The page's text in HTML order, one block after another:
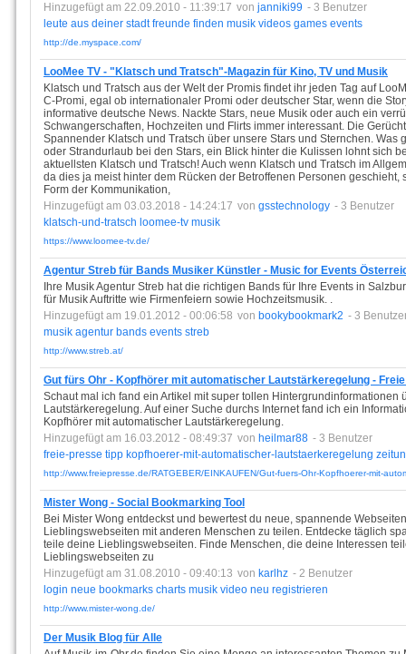
Hinzugefügt am 22.09.2010 - 11:39:17 von janniki99 - 3 Benutzer
leute aus deiner stadt freunde finden musik videos games events
http://de.myspace.com/
LooMee TV - "Klatsch und Tratsch"-Magazin für Kino, TV und Musik
Klatsch und Tratsch aus der Welt der Promis findet ihr jeden Tag auf
C-Promi, egal ob internationaler Promi oder deutscher Star, wenn die
informative deutsche News. Nackte Stars, neue Musik oder auch ein
Schwangerschaften, Hochzeiten und Flirts immer interessant. Die
Spannender Klatsch und Tratsch über unsere Stars und Sternchen. Was
oder Strandurlaub bei den Stars, ein Blick hinter die Kulissen lohnt sich
aktuellsten Klatsch und Tratsch! Auch wenn Klatsch und Tratsch im
da dies ja meist hinter dem Rücken der Betroffenen Personen geschieht,
Form der Kommunikation,
Hinzugefügt am 03.03.2018 - 14:24:17 von gsstechnology - 3 Benutzer
klatsch-und-tratsch loomee-tv musik
https://www.loomee-tv.de/
Agentur Streb für Bands Musiker Künstler - Music for Events
Ihre Musik Agentur Streb hat die richtigen Bands für Ihre Events in
für Musik Auftritte wie Firmenfeiern sowie Hochzeitsmusik. .
Hinzugefügt am 19.01.2012 - 00:06:58 von bookybookmark2 - 3
musik agentur bands events streb
http://www.streb.at/
Gut fürs Ohr - Kopfhörer mit automatischer Lautstärkeregelung -
Schaut mal ich fand ein Artikel mit super tollen Hintergrundinformationen
Lautstärkeregelung. Auf einer Suche durchs Internet fand ich ein
Kopfhörer mit automatischer Lautstärkeregelung.
Hinzugefügt am 16.03.2012 - 08:49:37 von heilmar88 - 3 Benutzer
freie-presse tipp kopfhoerer-mit-automatischer-lautstaerkeregelung
http://www.freiepresse.de/RATGEBER/EINKAUFEN/Gut-fuers-Ohr-Kopfhoerer-mit-
Mister Wong - Social Bookmarking Tool
Bei Mister Wong entdeckst und bewertest du neue, spannende
Lieblingswebseiten mit anderen Menschen zu teilen. Entdecke täglich
teile deine Lieblingswebseiten. Finde Menschen, die deine Interessen
Lieblingswebseiten zu
Hinzugefügt am 31.08.2010 - 09:40:13 von karlhz - 2 Benutzer
login neue bookmarks charts musik video neu registrieren
http://www.mister-wong.de/
Der Musik Blog für Alle